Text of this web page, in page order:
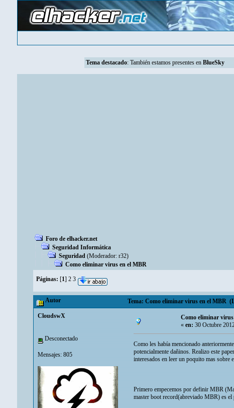
Tema destacado: También estamos presentes en BlueSky
Foro de elhacker.net
Seguridad Informática
Seguridad (Moderador: r32)
Como eliminar virus en el MBR
Páginas: [1] 2 3
Autor Tema: Como eliminar virus en el MBR
CloudswX
Desconectado
Mensajes: 805
Como eliminar
«en:30 Octubre
Como les había mencionado
potencialmente dañinos. Realizo este
interesados en leer un poquito mas sobre
Primero empecemos por definir MBR
master boot record(abreviado MBR) es